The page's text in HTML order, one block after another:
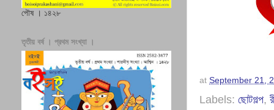
at September 21,
Labels: ছোটগল্প,
পৌষ । ১৪২৮
তৃতীয় বর্ষ । প্রথম সংখ্যা ।